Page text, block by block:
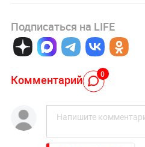
Подписаться на LIFE
Комментарий 0